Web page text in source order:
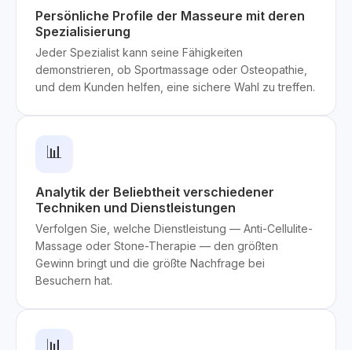
Persönliche Profile der Masseure mit deren
Spezialisierung
Jeder Spezialist kann seine Fähigkeiten
demonstrieren, ob Sportmassage oder Osteopathie,
und dem Kunden helfen, eine sichere Wahl zu treffen.
📊
Analytik der Beliebtheit verschiedener
Techniken und Dienstleistungen
Verfolgen Sie, welche Dienstleistung — Anti-Cellulite-
Massage oder Stone-Therapie — den größten
Gewinn bringt und die größte Nachfrage bei
Besuchern hat.
📊